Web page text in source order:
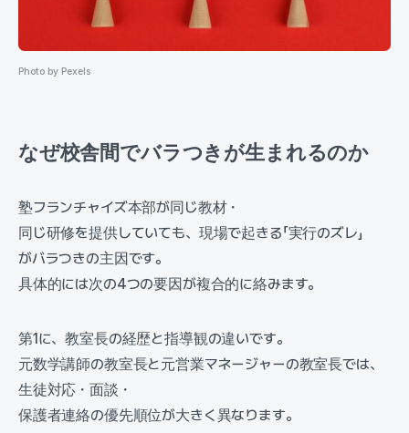
Photo by Pexels
なぜ校舎間でバラつきが生まれるのか
塾フランチャイズ本部が同じ教材・
同じ研修を提供していても、現場で起きる「実行のズレ」
がバラつきの主因です。
具体的には次の4つの要因が複合的に絡みます。
第1に、教室長の経歴と指導観の違いです。
元数学講師の教室長と元営業マネージャーの教室長では、
生徒対応・面談・
保護者連絡の優先順位が大きく異なります。